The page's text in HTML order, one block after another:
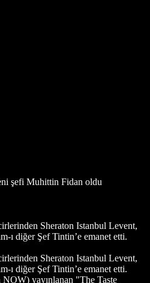
şefi Muhittin Fidan oldu
Sheraton Istanbul Levent,
ı diğer Şef Tintin’e emanet etti.
Sheraton Istanbul Levent,
ı diğer Şef Tintin’e emanet etti.
yayınlanan "The Taste